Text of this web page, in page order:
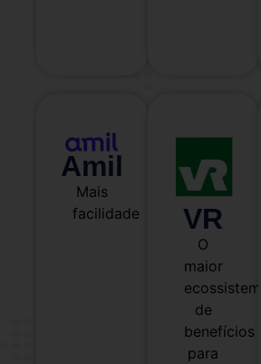
Amil
Mais
facilidade
VR
O
maior
ecossistema
de
benefícios
para